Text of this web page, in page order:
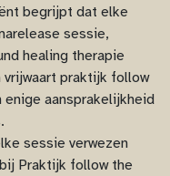
begrijpt dat elke
sessie,
healing therapie
praktijk follow
enige aansprakelijkheid
sessie verwezen
Praktijk follow the